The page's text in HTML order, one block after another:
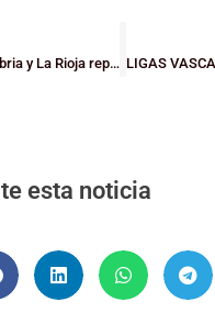
Bizkaia, Cantabria y La Rioja repiten presencia en el III Torneo Interterritorial de Durango
esta noticia